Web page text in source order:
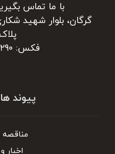
با ما تماس بگیرید:
گرگان، بلوار شهید
پلاک ۴۷
فکس: ۰۱۷۳۲۳۶۲۲۹۰
پیوند
مناقصه
اخبار